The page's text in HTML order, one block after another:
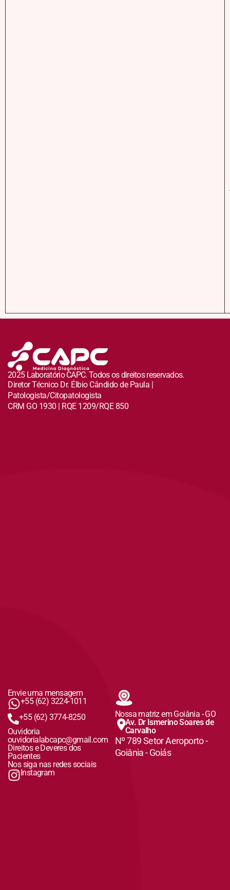
2025 Laboratório CAPC. Todos os direitos reservados.
Diretor Técnico Dr. Élbio Cândido de Paula |
Patologista/Citopatologista
CRM GO 1930 | RQE 1209/RQE 850
Envie uma mensagem
+55 (62) 3224-1011
+55 (62) 3774-8250
Ouvidoria
ouvidorialabcapc@gmail.com
Direitos e Deveres dos
Pacientes
Nos siga nas redes sociais
Instagram
Nossa matriz em Goiânia - GO
Av. Dr Ismerino Soares de
Carvalho
Nº 789 Setor Aeroporto -
Goiânia - Goiás